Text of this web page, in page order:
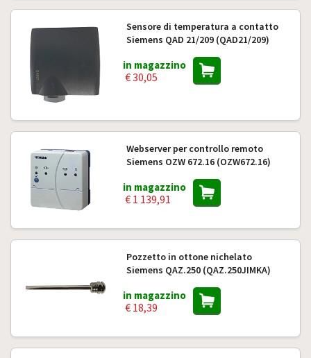
Sensore di temperatura a contatto
Siemens QAD 21/209 (QAD21/209)
in magazzino
€ 30,05
Webserver per controllo remoto
Siemens OZW 672.16 (OZW672.16)
in magazzino
€ 1 139,91
Pozzetto in ottone nichelato
Siemens QAZ.250 (QAZ.250JIMKA)
in magazzino
€ 18,39